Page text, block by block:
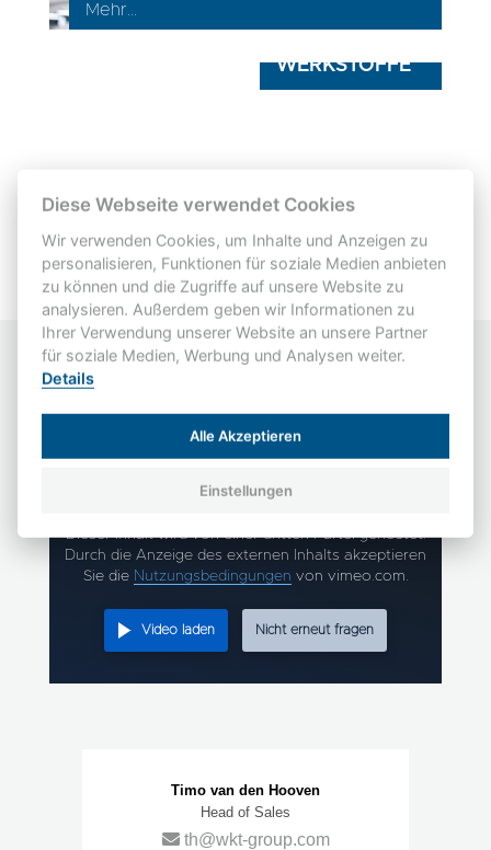
Mehr...
WERKSTOFFE
Imagefilm WKT PLASTIC TEC
WKT_Imagefilm_2016
Dieser Inhalt wird von einer dritten Partei gehostet.
Durch die Anzeige des externen Inhalts akzeptieren
Sie die Nutzungsbedingungen von vimeo.com.
Video laden Nicht erneut fragen
Ansprechpartner
Timo van den Hooven
Head of Sales
th@wkt-group.com
Diese Webseite verwendet Cookies
Wir verwenden Cookies, um Inhalte und Anzeigen zu
personalisieren, Funktionen für soziale Medien anbieten
zu können und die Zugriffe auf unsere Website zu
analysieren. Außerdem geben wir Informationen zu
Ihrer Verwendung unserer Website an unsere Partner
für soziale Medien, Werbung und Analysen weiter.
Details
Alle Akzeptieren
Einstellungen